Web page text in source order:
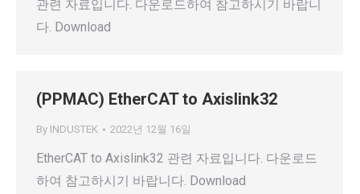
관련 자료입니다. 다운로드하여 참고하시기 바랍니
다. Download
(PPMAC) EtherCAT to Axislink32
By INDUSTEK 2022년 12월 16일
EtherCAT to Axislink32 관련 자료입니다. 다운로드
하여 참고하시기 바랍니다. Download